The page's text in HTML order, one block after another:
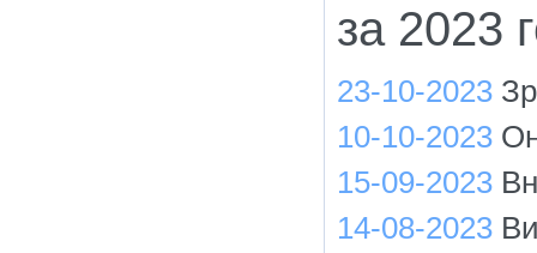
за 2023
23-10-2023
10-10-2023
15-09-2023
14-08-2023